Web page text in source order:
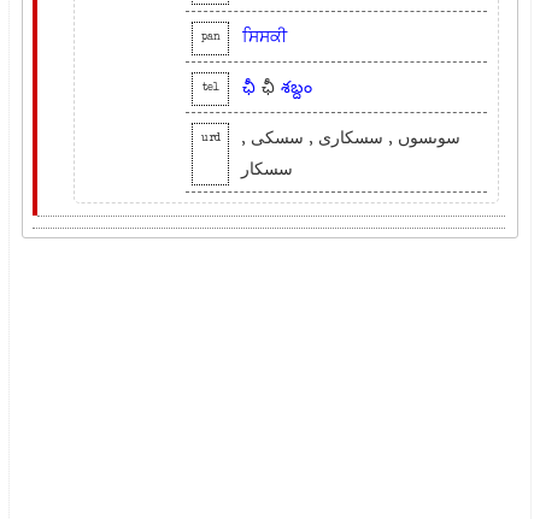
pan ਸਿਸਕੀ
tel ఛీ ఛీ శబ్దం
urd
سوںسوں , سسکاری , سسکی ,
سسکار